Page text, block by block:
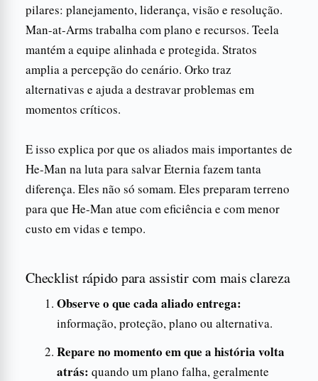
pilares: planejamento, liderança, visão e resolução.
Man-at-Arms trabalha com plano e recursos. Teela
mantém a equipe alinhada e protegida. Stratos
amplia a percepção do cenário. Orko traz
alternativas e ajuda a destravar problemas em
momentos críticos.
E isso explica por que os aliados mais importantes de
He-Man na luta para salvar Eternia fazem tanta
diferença. Eles não só somam. Eles preparam terreno
para que He-Man atue com eficiência e com menor
custo em vidas e tempo.
Checklist rápido para assistir com mais clareza
Observe o que cada aliado entrega:
informação, proteção, plano ou alternativa.
Repare no momento em que a história volta
atrás: quando um plano falha, geralmente